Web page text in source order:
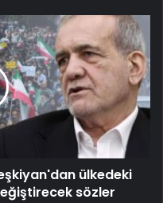
ülkedeki
sözler